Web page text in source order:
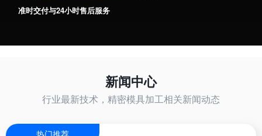
准时交付与24小时售后服务
新闻中心
行业最新技术，精密模具加工相关新闻动态
热门推荐